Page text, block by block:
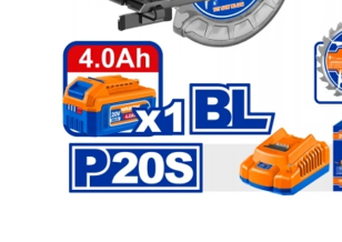
Deportes
Camping